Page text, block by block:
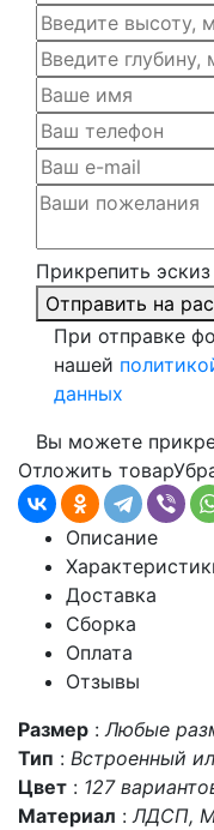
Прикрепить эскиз
Отправить на
При отправке
нашей
данных
Вы можете
Отложить товар
Описание
Доставка
Сборка
Оплата
Отзывы
Размер :Любые
Тип : Встроенный
Цвет : 127
Материал :ЛДСП,